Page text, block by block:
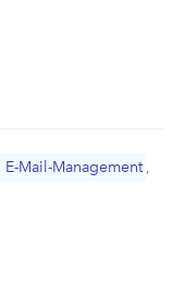
E-Mail-Management ,